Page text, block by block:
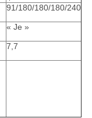
91/180/180/180/240
« Je »
7,7